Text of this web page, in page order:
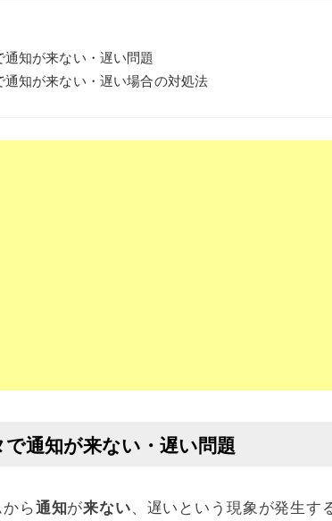
通知が来ない・遅い問題
通知が来ない・遅い場合の対処法
通知が来ない・遅い問題
ら通知が来ない、遅いという現象が発生す